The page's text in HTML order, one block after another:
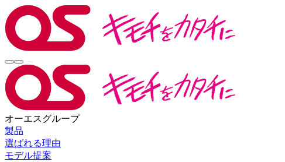
オーエスグループ
製品
選ばれる理由
モデル提案